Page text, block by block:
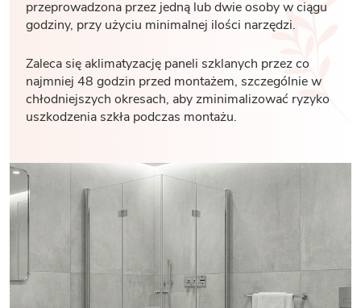
przeprowadzona przez jedną lub dwie osoby w ciągu
godziny, przy użyciu minimalnej ilości narzędzi.
Zaleca się aklimatyzację paneli szklanych przez co
najmniej 48 godzin przed montażem, szczególnie w
chłodniejszych okresach, aby zminimalizować ryzyko
uszkodzenia szkła podczas montażu.